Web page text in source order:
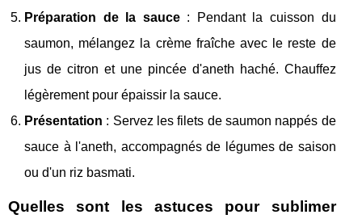
Préparation de la sauce: Pendant la cuisson du
saumon, mélangez la crème fraîche avec le reste de
jus de citron et une pincée d'aneth haché. Chauffez
légèrement pour épaissir la sauce.
Présentation : Servez les filets de saumon nappés de
sauce à l'aneth, accompagnés de légumes de saison
ou d'un riz basmati.
Quelles sont les astuces pour sublimer